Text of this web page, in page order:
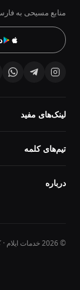
منابع مسیحی به
لینک‌های مفید
تیم‌های کلمه
درباره
© 2026 خدمات ایلام · کلمه